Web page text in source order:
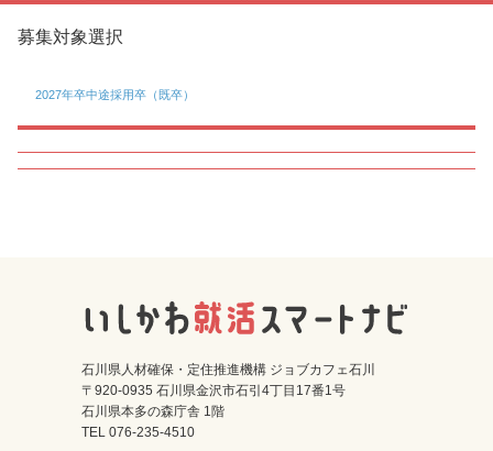
募集対象選択
2027年卒中途採用卒（既卒）
石川県人材確保・定住推進機構 ジョブカフェ石川
〒920-0935 石川県金沢市石引4丁目17番1号
石川県本多の森庁舎 1階
TEL 076-235-4510